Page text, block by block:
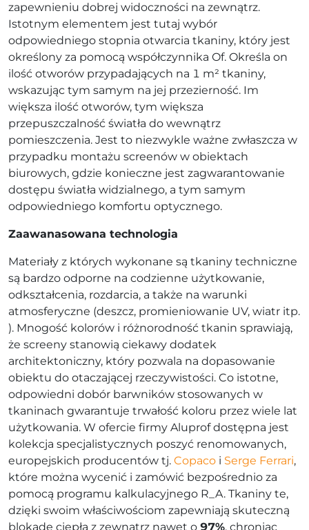
zapewnieniu dobrej widoczności na zewnątrz.
Istotnym elementem jest tutaj wybór
odpowiedniego stopnia otwarcia tkaniny, który jest
określony za pomocą współczynnika Of. Określa on
ilość otworów przypadających na 1 m² tkaniny,
wskazując tym samym na jej przezierność. Im
większa ilość otworów, tym większa
przepuszczalność światła do wewnątrz
pomieszczenia. Jest to niezwykle ważne zwłaszcza w
przypadku montażu screenów w obiektach
biurowych, gdzie konieczne jest zagwarantowanie
dostępu światła widzialnego, a tym samym
odpowiedniego komfortu optycznego.
Zaawanasowana technologia
Materiały z których wykonane są tkaniny techniczne
są bardzo odporne na codzienne użytkowanie,
odkształcenia, rozdarcia, a także na warunki
atmosferyczne (deszcz, promieniowanie UV, wiatr itp.
). Mnogość kolorów i różnorodność tkanin sprawiają,
że screeny stanowią ciekawy dodatek
architektoniczny, który pozwala na dopasowanie
obiektu do otaczającej rzeczywistości. Co istotne,
odpowiedni dobór barwników stosowanych w
tkaninach gwarantuje trwałość koloru przez wiele lat
użytkowania. W ofercie firmy Aluprof dostępna jest
kolekcja specjalistycznych poszyć renomowanych,
europejskich producentów tj. Copaco i Serge Ferrari,
które można wycenić i zamówić bezpośrednio za
pomocą programu kalkulacyjnego R_A. Tkaniny te,
dzięki swoim właściwościom zapewniają skuteczną
blokadę ciepła z zewnątrz nawet o 97%, chroniąc